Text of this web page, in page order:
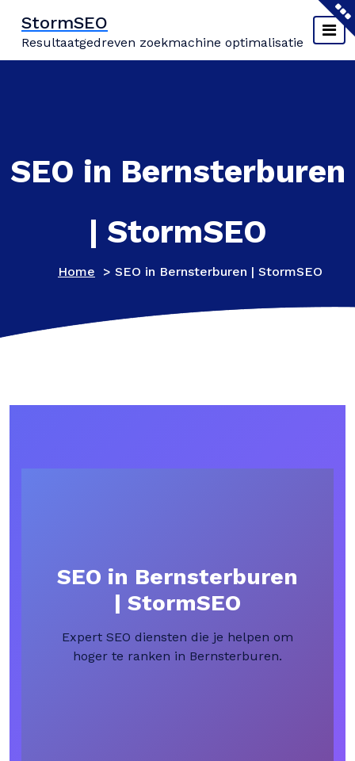
inhoud
springen
StormSEO
Resultaatgedreven zoekmachine optimalisatie
SEO in Bernsterburen
| StormSEO
Home > SEO in Bernsterburen | StormSEO
SEO in Bernsterburen
| StormSEO
Expert SEO diensten die je helpen om
hoger te ranken in Bernsterburen.